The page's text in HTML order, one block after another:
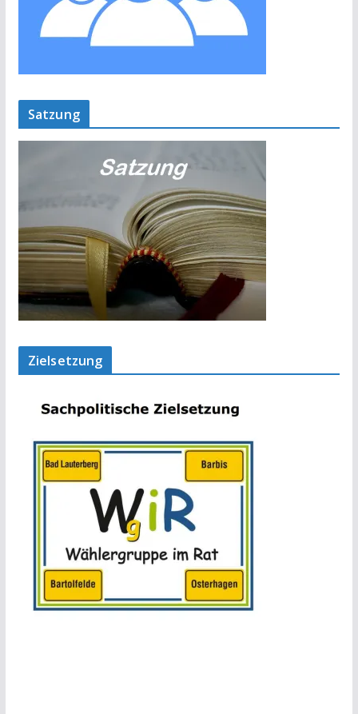
Satzung
Zielsetzung